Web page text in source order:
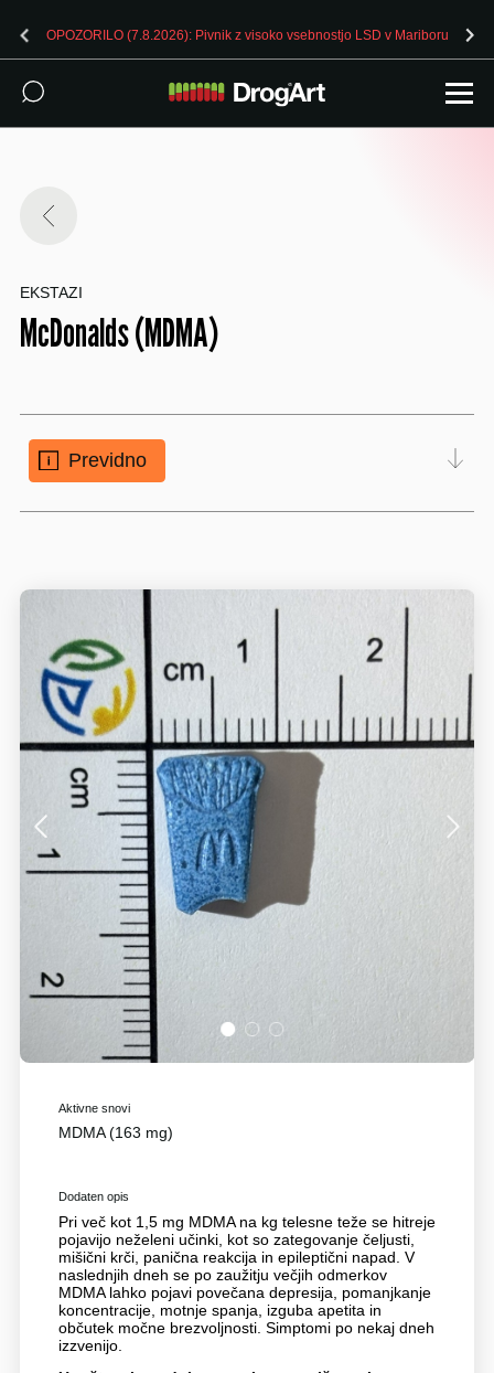
OPOZORILO (7.8.2026): Pivnik z visoko vsebnostjo LSD v Mariboru
EKSTAZI
McDonalds (MDMA)
Previdno
1 2 3
Aktivne snovi
MDMA (163 mg)
Dodaten opis
Pri več kot 1,5 mg MDMA na kg telesne teže se hitreje
pojavijo neželeni učinki, kot so zategovanje čeljusti,
mišični krči, panična reakcija in epileptični napad. V
naslednjih dneh se po zaužitju večjih odmerkov
MDMA lahko pojavi povečana depresija, pomanjkanje
koncentracije, motnje spanja, izguba apetita in
občutek močne brezvoljnosti. Simptomi po nekaj dneh
izzvenijo.